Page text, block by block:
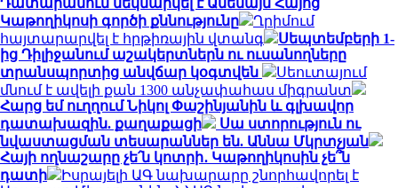
Կաթողիկոսի գործի քննությունը
Ղրիմում
հայտարարվել է հրթիռային վտանգ
Սեպտեմբերի 1-
ից Դիլիջանում աշակերտներն ու ուսանողները
տրանսպորտից անվճար կօգտվեն
Սեուտայում
մնում է ավելի քան 1300 անչափահաս միգրանտ
Հարց եմ ուղղում Նիկոլ Փաշինյանին և գլխավոր
դատախազին. քաղաքացի
Սա ստորություն ու
նվաստացման տեսարաններ են. Աննա Մկրտչյան
Հայի ողնաշարը չե՛ն կոտրի․ Կաթողիկոսին չե՞ն
դատի
Իսրայելի ԱԳ նախարարը շնորհավորել է